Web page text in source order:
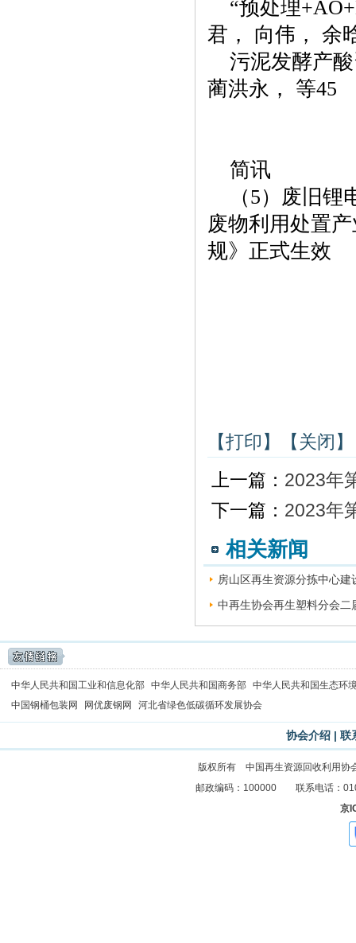
“预处理
君， 向伟， 余
污泥发酵产
蔺洪永， 等45
简讯
（5）废旧锂
废物利用处置
规》正式生效
【打印】
【关闭】
上一篇： 2023年
下一篇： 2023年
相关新闻
房山区再生资源分拣中心建
中再生协会再生塑料分会二
中华人民共和国工业和信息化部 中华人民共和国商务部 中华人民共和国生态环
中国钢桶包装网
网优废钢网 河北省绿色低碳循环发展协会
协会介绍 | 联
版权所有 中国再生资源回收利用
邮政编码：100000 联系电话：
京